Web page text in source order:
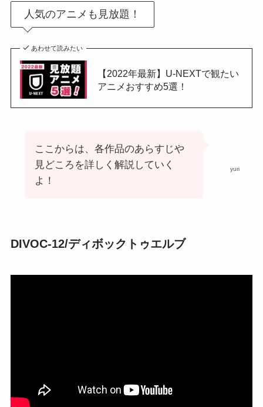
人気のアニメも見放題！
あわせて読みたい
【2022年最新】U-NEXTで観たい
アニメおすすめ5選！
yuri
ここからは、各作品のあらすじや
見どころを詳しく解説していく
よ！
DIVOC-12/ディボックトゥエルブ